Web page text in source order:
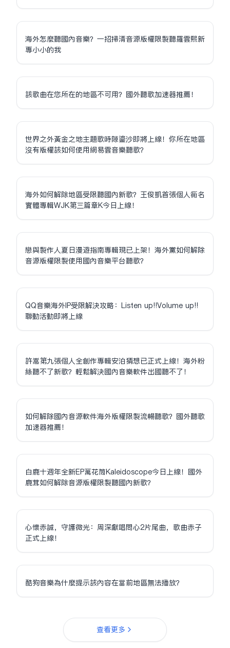
海外怎麼聽國內音樂？一招掃清音源版權限制聽羅雲熙新
專小小的我
該歌曲在您所在的地區不可用？國外聽歌加速器推薦！
世界之外黃金之地主題歌時隙鎏沙即將上線！你所在地區
沒有版權該如何使用網易雲音樂聽歌？
海外如何解除地區受限聽國內新歌？王俊凱首張個人同名
實體專輯WJK第三篇章K今日上線！
戀與製作人夏日漫遊指南專輯現已上架！海外黨如何解除
音源版權限制使用國內音樂平台聽歌？
QQ音樂海外IP受限解決攻略：Listen up!!Volume up!!
聯動活動即將上線
許嵩第九張個人全創作專輯安泊猜想已正式上線！海外粉
絲聽不了新歌？輕鬆解決國內音樂軟件出國聽不了！
如何解除國內音源軟件海外版權限制流暢聽歌？國外聽歌
加速器推薦！
白鹿十週年全新EP萬花筒Kaleidoscope今日上線！國外
鹿茸如何解除音源版權限制聽國內新歌？
心懷赤誠，守護微光：周深獻唱問心2片尾曲，歌曲赤子
正式上線！
酷狗音樂為什麼提示該內容在當前地區無法播放？
查看更多